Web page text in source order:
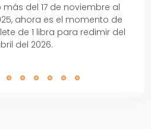
del 17 de noviembre al
ahora es el momento de
de 1 libra para redimir del
del 2026.